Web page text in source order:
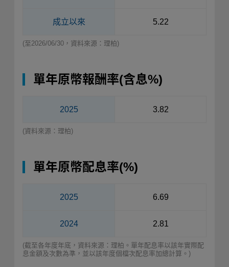
成立以來 5.22
(至2026/06/30，資料來源：理柏)
單年原幣報酬率(含息%)
2025 3.82
(資料來源：理柏)
單年原幣配息率(%)
2025 6.69
2024 2.81
(截至各年度年底，資料來源：理柏。單年配息率以該年實際配
息金額及次數為準，並以該年度個檔次配息率加總計算。)